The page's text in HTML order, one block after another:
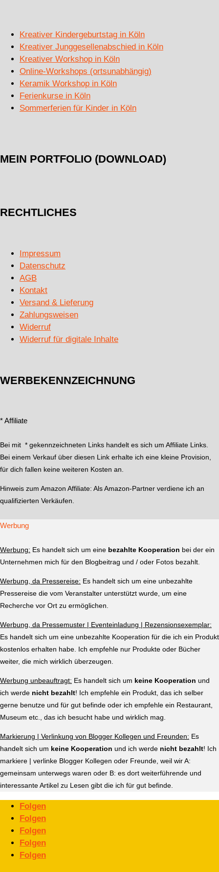
Kreativer Kindergeburtstag in Köln
Kreativer Junggesellenabschied in Köln
Kreativer Workshop in Köln
Online-Workshops (ortsunabhängig)
Keramik Workshop in Köln
Ferienkurse in Köln
Sommerferien für Kinder in Köln
MEIN PORTFOLIO (DOWNLOAD)
RECHTLICHES
Impressum
Datenschutz
AGB
Kontakt
Versand & Lieferung
Zahlungsweisen
Widerruf
Widerruf für digitale Inhalte
WERBEKENNZEICHNUNG
* Affiliate
Bei mit * gekennzeichneten Links handelt es sich um Affiliate Links.
Bei einem Verkauf über diesen Link erhalte ich eine kleine Provision,
für dich fallen keine weiteren Kosten an.
Hinweis zum Amazon Affiliate: Als Amazon-Partner verdiene ich an
qualifizierten Verkäufen.
Werbung
Werbung: Es handelt sich um eine bezahlte Kooperation bei der ein
Unternehmen mich für den Blogbeitrag und / oder Fotos bezahlt.
Werbung, da Pressereise: Es handelt sich um eine unbezahlte
Pressereise die vom Veranstalter unterstützt wurde, um eine
Recherche vor Ort zu ermöglichen.
Werbung, da Pressemuster | Eventeinladung | Rezensionsexemplar:
Es handelt sich um eine unbezahlte Kooperation für die ich ein Produkt
kostenlos erhalten habe. Ich empfehle nur Produkte oder Bücher
weiter, die mich wirklich überzeugen.
Werbung unbeauftragt: Es handelt sich um keine Kooperation und
ich werde nicht bezahlt! Ich empfehle ein Produkt, das ich selber
gerne benutze und für gut befinde oder ich empfehle ein Restaurant,
Museum etc., das ich besucht habe und wirklich mag.
Markierung | Verlinkung von Blogger Kollegen und Freunden: Es
handelt sich um keine Kooperation und ich werde nicht bezahlt! Ich
markiere | verlinke Blogger Kollegen oder Freunde, weil wir A:
gemeinsam unterwegs waren oder B: es dort weiterführende und
interessante Artikel zu Lesen gibt die ich für gut befinde.
Folgen
Folgen
Folgen
Folgen
Folgen